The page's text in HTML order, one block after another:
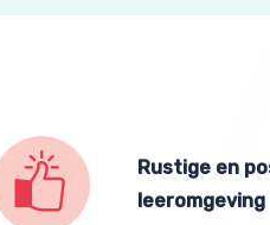
Rustige en
leeromgeving